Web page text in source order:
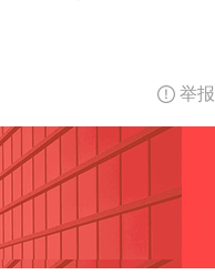
举报